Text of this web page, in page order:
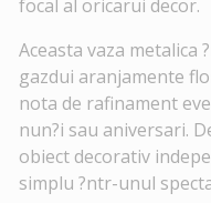
focal al oricarui decor.
Aceasta vaza metalica
gazdui aranjamente
nota de rafinament
nun?i sau aniversari.
obiect decorativ
simplu ?ntr-unul